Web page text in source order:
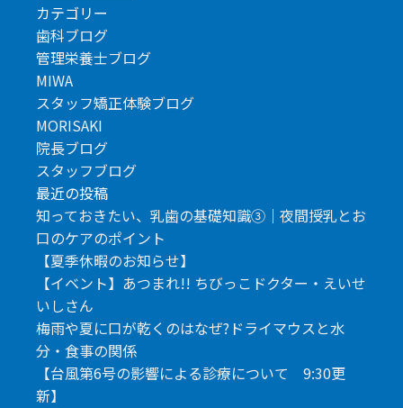
カテゴリー
歯科ブログ
管理栄養士ブログ
MIWA
スタッフ矯正体験ブログ
MORISAKI
院長ブログ
スタッフブログ
最近の投稿
知っておきたい、乳歯の基礎知識③｜夜間授乳とお
口のケアのポイント
【夏季休暇のお知らせ】
【イベント】あつまれ!! ちびっこドクター・えいせ
いしさん
梅雨や夏に口が乾くのはなぜ?ドライマウスと水
分・食事の関係
【台風第6号の影響による診療について 9:30更
新】